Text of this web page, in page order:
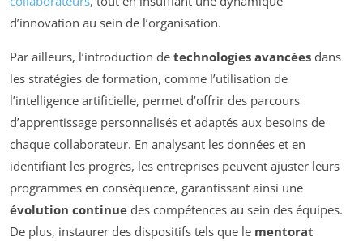
d’innovation au sein de l’organisation.
Par ailleurs, l’introduction de technologies avancées dans
les stratégies de formation, comme l’utilisation de
l’intelligence artificielle, permet d’offrir des parcours
d’apprentissage personnalisés et adaptés aux besoins de
chaque collaborateur. En analysant les données et en
identifiant les progrès, les entreprises peuvent ajuster leurs
programmes en conséquence, garantissant ainsi une
évolution continue des compétences au sein des équipes.
De plus, instaurer des dispositifs tels que le mentorat